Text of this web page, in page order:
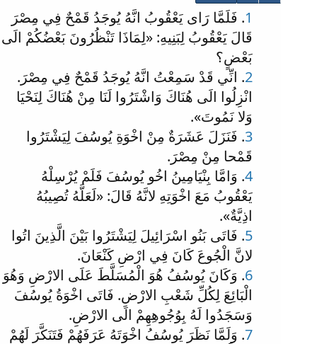
1. فَلَمَّا رَاى يَعْقُوبُ انَّهُ يُوجَدُ قَمْحٌ فِي مِصْرَ
قَالَ يَعْقُوبُ لِبَنِيهِ: «لِمَاذَا تَنْظُرُونَ بَعْضُكُمْ الَى
بَعْضٍ؟
2. انِّي قَدْ سَمِعْتُ انَّهُ يُوجَدُ قَمْحٌ فِي مِصْرَ.
انْزِلُوا الَى هُنَاكَ وَاشْتَرُوا لَنَا مِنْ هُنَاكَ لِنَحْيَا
وَلا نَمُوتَ».
3. فَنَزَلَ عَشَرَةٌ مِنْ اخْوَةِ يُوسُفَ لِيَشْتَرُوا
قَمْحا مِنْ مِصْرَ.
4. وَامَّا بِنْيَامِينُ اخُو يُوسُفَ فَلَمْ يُرْسِلْهُ
يَعْقُوبُ مَعَ اخْوَتِهِ لانَّهُ قَالَ: «لَعَلَّهُ تُصِيبُهُ
اذِيَّةٌ».
5. فَاتَى بَنُو اسْرَائِيلَ لِيَشْتَرُوا بَيْنَ الَّذِينَ اتُوا
لانَّ الْجُوعَ كَانَ فِي ارْضِ كَنْعَانَ.
6. وَكَانَ يُوسُفُ هُوَ الْمُسَلَّطَ عَلَى الارْضِ وَهُوَ
الْبَائِعَ لِكُلِّ شَعْبِ الارْضِ. فَاتَى اخْوَةُ يُوسُفَ
وَسَجَدُوا لَهُ بِوُجُوهِهِمْ الَى الارْضِ.
7. وَلَمَّا نَظَرَ يُوسُفُ اخْوَتَهُ عَرَفَهُمْ فَتَنَكَّرَ لَهُمْ